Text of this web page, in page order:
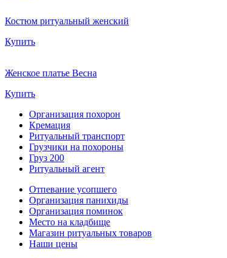
Костюм ритуальный женский
Купить
Женское платье Весна
Купить
Организация похорон
Кремация
Ритуальный транспорт
Грузчики на похороны
Груз 200
Ритуальный агент
Отпевание усопшего
Организация панихиды
Организация поминок
Место на кладбище
Магазин ритуальных товаров
Наши цены